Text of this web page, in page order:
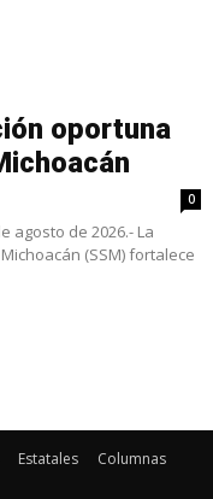
oportuna
0
agosto de 2026.- La
(SSM) fortalece
Estatales Columnas